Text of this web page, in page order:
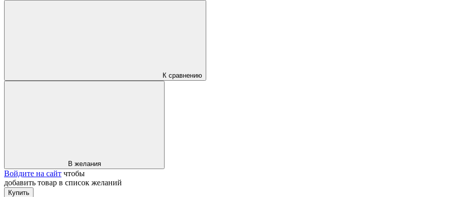
К сравнению
В желания
Войдите на сайт чтобы
добавить товар в список желаний
Купить